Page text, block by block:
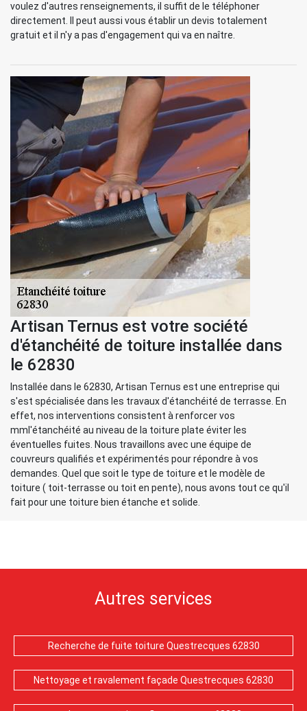
voulez d'autres renseignements, il suffit de le téléphoner
directement. Il peut aussi vous établir un devis totalement
gratuit et il n'y a pas d'engagement qui va en naître.
Artisan Ternus est votre société
d'étanchéité de toiture installée dans
le 62830
Installée dans le 62830, Artisan Ternus est une entreprise qui
s'est spécialisée dans les travaux d'étanchéité de terrasse. En
effet, nos interventions consistent à renforcer vos
mml'étanchéité au niveau de la toiture plate éviter les
éventuelles fuites. Nous travaillons avec une équipe de
couvreurs qualifiés et expérimentés pour répondre à vos
demandes. Quel que soit le type de toiture et le modèle de
toiture ( toit-terrasse ou toit en pente), nous avons tout ce qu'il
fait pour une toiture bien étanche et solide.
Autres services
Recherche de fuite toiture Questrecques 62830
Nettoyage et ravalement façade Questrecques 62830